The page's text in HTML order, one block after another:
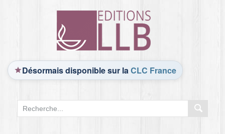
Désormais disponible sur laCLC France